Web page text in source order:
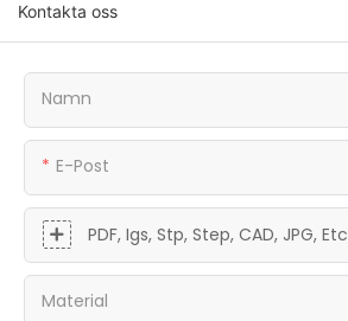
Kontakta oss
Namn
E-Post
PDF, Igs, Stp, Step, CAD, JPG, Etc
Material